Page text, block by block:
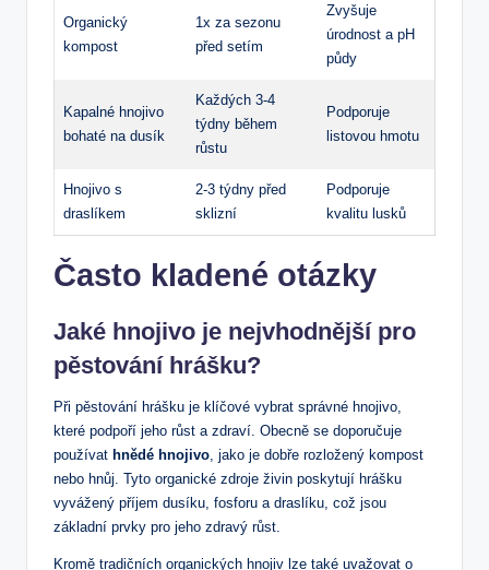
Organický
kompost
1x za sezonu
před setím
Zvyšuje
úrodnost a pH
půdy
Kapalné hnojivo
bohaté na dusík
Každých 3-4
týdny během
růstu
Podporuje
listovou hmotu
Hnojivo s
draslíkem
2-3 týdny před
sklizní
Podporuje
kvalitu lusků
Často kladené otázky
Jaké hnojivo je nejvhodnější pro
pěstování hrášku?
Při pěstování hrášku je klíčové vybrat správné hnojivo,
které podpoří jeho růst a zdraví. Obecně se doporučuje
používat hnědé hnojivo , jako je dobře rozložený kompost
nebo hnůj. Tyto organické zdroje živin poskytují hrášku
vyvážený příjem dusíku, fosforu a draslíku, což jsou
základní prvky pro jeho zdravý růst.
Kromě tradičních organických hnojiv lze také uvažovat o